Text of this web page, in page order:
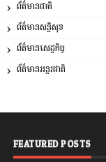
ព័ត៌មានជាតិ
ព័ត៌មានសន្តិសុខ
ព័ត៌មានសេដ្ឋកិច្ច
ព័ត៌មានអន្តរជាតិ
FEATURED POSTS